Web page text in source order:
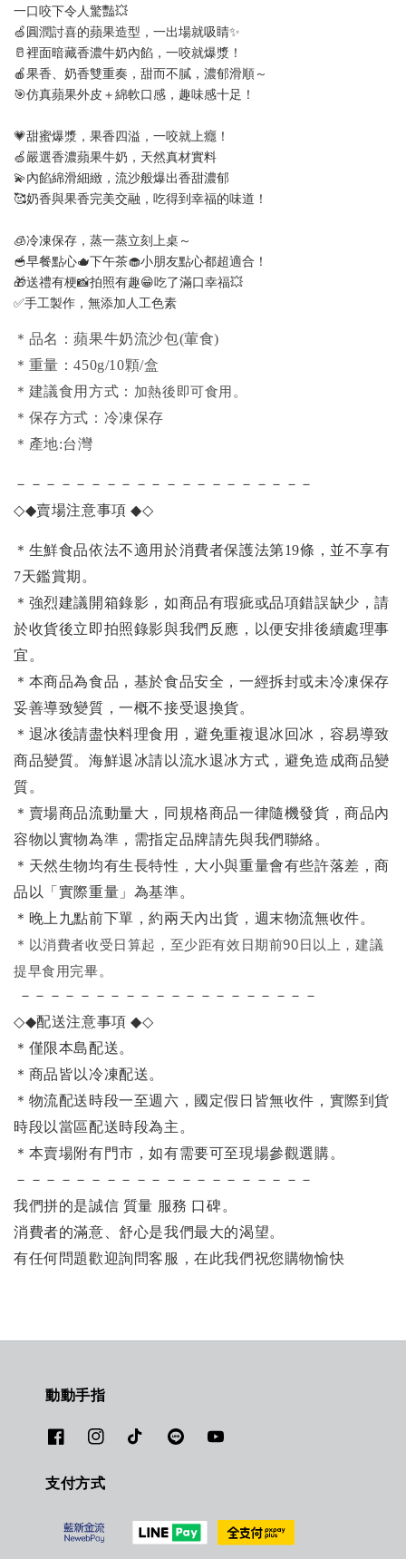
一口咬下令人驚豔💥
🍏圓潤討喜的蘋果造型，一出場就吸睛✨
🥛裡面暗藏香濃牛奶內餡，一咬就爆漿！
🍎果香、奶香雙重奏，甜而不膩，濃郁滑順～
🎯仿真蘋果外皮＋綿軟口感，趣味感十足！
💗甜蜜爆漿，果香四溢，一咬就上癮！
🍏嚴選香濃蘋果牛奶，天然真材實料
💫內餡綿滑細緻，流沙般爆出香甜濃郁
🥰奶香與果香完美交融，吃得到幸福的味道！
🧊冷凍保存，蒸一蒸立刻上桌～
🥣早餐點心🫖下午茶🧁小朋友點心都超適合！
🎁送禮有梗📸拍照有趣😁吃了滿口幸福💥
✅手工製作，無添加人工色素
＊品名：蘋果牛奶流沙包(葷食)
＊重量：450g/10顆/盒
＊建議食用方式： 加熱後即可食用。
＊保存方式：冷凍保存
＊產地:台灣
－－－－－－－－－－－－－－－－－－－－
◇◆賣場注意事項◆◇
＊生鮮食品依法不適用於消費者保護法第19條，並不享有
7天鑑賞期。
＊強烈建議開箱錄影，如商品有瑕疵或品項錯誤缺少，請
於收貨後立即拍照錄影與我們反應，以便安排後續處理事
宜。
＊本商品為食品，基於食品安全，一經拆封或未冷凍保存
妥善導致變質，一概不接受退換貨。
＊退冰後請盡快料理食用，避免重複退冰回冰，容易導致
商品變質。海鮮退冰請以流水退冰方式，避免造成商品變
質。
＊賣場商品流動量大，同規格商品一律隨機發貨，商品內
容物以實物為準，需指定品牌請先與我們聯絡。
＊天然生物均有生長特性，大小與重量會有些許落差，商
品以「實際重量」為基準。
＊晚上九點前下單，約兩天內出貨，週末物流無收件。
＊ 以消費者收受日算起，至少距有效日期前90日以上，建議
提早食用完畢。
－－－－－－－－－－－－－－－－－－－－
◇◆配送注意事項◆◇
＊僅限本島配送。
＊商品皆以冷凍配送。
＊物流配送時段一至週六，國定假日皆無收件，實際到貨
時段以當區配送時段為主。
＊本賣場附有門市，如有需要可至現場參觀選購。
－－－－－－－－－－－－－－－－－－－－
我們拼的是誠信 質量 服務 口碑。
消費者的滿意、舒心是我們最大的渴望。
有任何問題歡迎詢問客服，在此我們祝您購物愉快
動動手指
支付方式